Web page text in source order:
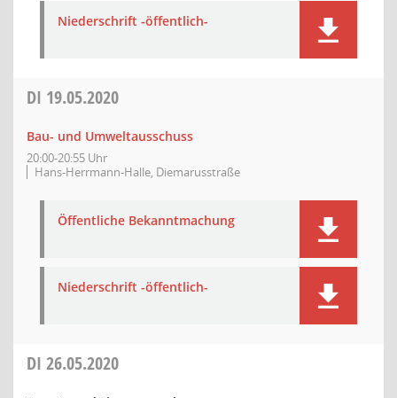
Niederschrift -öffentlich-
DI 19.05.2020
Bau- und Umweltausschuss
20:00-20:55 Uhr
Hans-Herrmann-Halle, Diemarusstraße
Öffentliche Bekanntmachung
Niederschrift -öffentlich-
DI 26.05.2020